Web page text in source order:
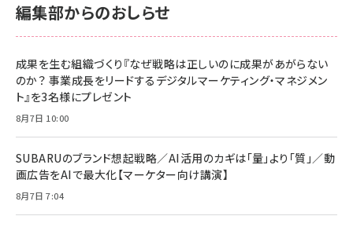
anan(アンアン)2026/06/24号 No.2500増刊
スペシャルエディション[王道エンタメの矜持／
￥1,100
anan(アンアン)2026/07/08号 No.2502[2026
￥880
ママ投資家が育休中に１億貯めた株式投資
NIMASO ガラスフィルム iPhone 17 用 保護フィ
すい ガイド枠付き いPhone17 (6.3インチ) 対応
2枚セット DSP25F1698
￥1,599
￥6,980
全ワイヤレスイヤホン/アクティブノイズキャンセリ
Amazon eギフトカード - Amazonロゴ - クラ
￥5,000
Anker PowerLine III Flow USB-C & USB-C
Pro/Air 各種対応 (1.8m ミッドナイトブラック)
￥1,890
編集部からのおしらせ
成果を生む組織づくり『なぜ戦略は正しいのに成果があがらない
のか？ 事業成長をリードするデジタルマーケティング・マネジメン
ト』を3名様にプレゼント
8月7日 10:00
SUBARUのブランド想起戦略／AI活用のカギは「量」より「質」／動
画広告をAIで最大化【マーケター向け講演】
8月7日 7:04